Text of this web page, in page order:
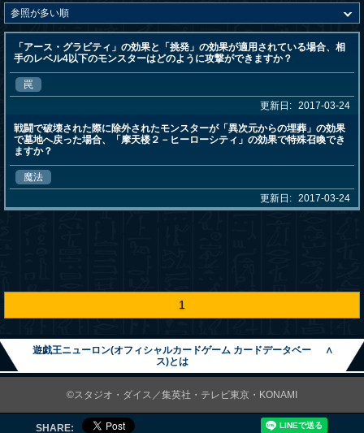
「アース・グラビティ」の効果と「挑発」の効果が適用されている場合、相
手のレベル4以下のモンスターはどのように攻撃ができますか？
罠
更新日: 2017-03-24
戦闘で破壊された際に除外されたモンスターが「異次元からの埋葬」の効果
で墓地へ戻った場合、「摩天楼２－ヒーローシティ」の効果で特殊召喚でき
ますか？
魔法
更新日: 2017-03-24
1
遊戯王ニューロン(オフィシャルカードゲーム カードデータベー
ス)とは
∧
©スタジオ・ダイス／集英社・テレビ東京・KONAMI
SHARE: